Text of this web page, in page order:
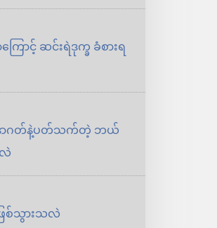
ောင့် ဆင်းရဲဒုက္ခ ခံစားရ
နာဂတ်နဲ့ပတ်သက်တဲ့ ဘယ်
စ်သွားသလဲ